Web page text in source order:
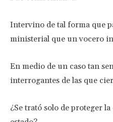
Intervino de tal forma que
ministerial que un vocero
En medio de un caso tan
interrogantes de las que
¿Se trató solo de proteger